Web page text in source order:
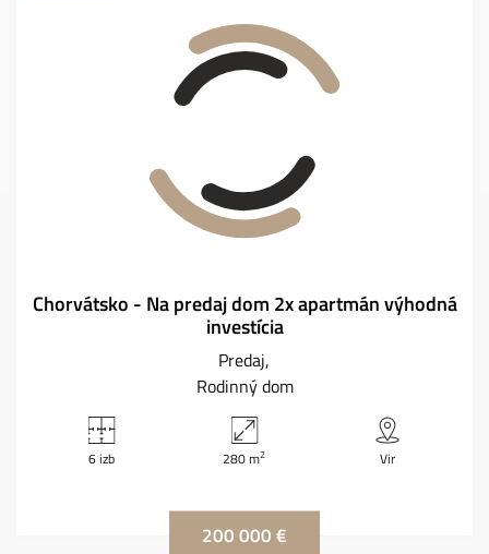
Chorvátsko - Na predaj dom 2x apartmán výhodná
investícia
Predaj
Rodinný dom
6 izb 280 m2 Vir
200 000 €